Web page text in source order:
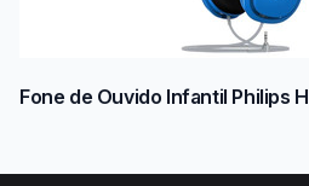
Fone de Ouvido Infantil Philips